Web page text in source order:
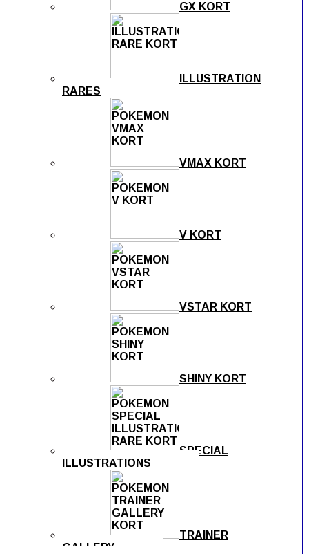
GX KORT
ILLUSTRATION
RARES
VMAX KORT
V KORT
VSTAR KORT
SHINY KORT
SPECIAL
ILLUSTRATIONS
TRAINER
GALLERY